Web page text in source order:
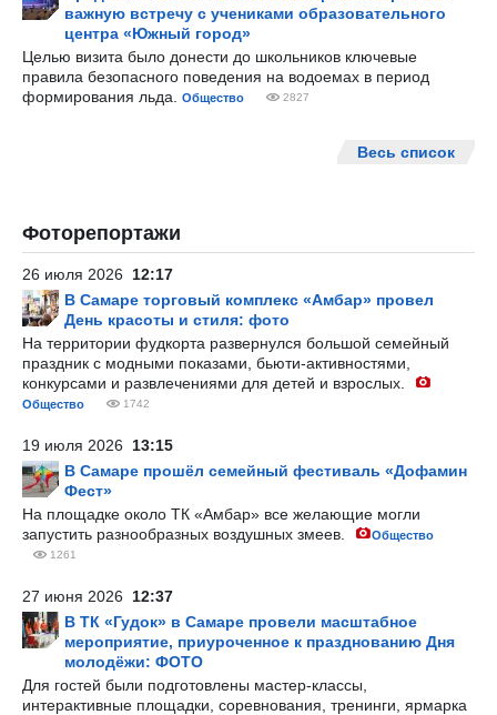
важную встречу с учениками образовательного
центра «Южный город»
Целью визита было донести до школьников ключевые
правила безопасного поведения на водоемах в период
формирования льда.
Общество 2827
Весь список
Фоторепортажи
26 июля 2026 12:17
В Самаре торговый комплекс «Амбар» провел
День красоты и стиля: фото
На территории фудкорта развернулся большой семейный
праздник с модными показами, бьюти-активностями,
конкурсами и развлечениями для детей и взрослых.
Общество 1742
19 июля 2026 13:15
В Самаре прошёл семейный фестиваль «Дофамин
Фест»
На площадке около ТК «Амбар» все желающие могли
запустить разнообразных воздушных змеев.
Общество
1261
27 июня 2026 12:37
В ТК «Гудок» в Самаре провели масштабное
мероприятие, приуроченное к празднованию Дня
молодёжи: ФОТО
Для гостей были подготовлены мастер-классы,
интерактивные площадки, соревнования, тренинги, ярмарка